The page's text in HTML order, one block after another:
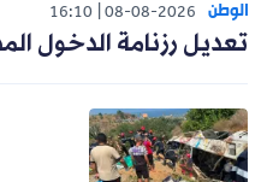
الوطن 08-08-2026
16:10
تعديل رزنامة الدخول